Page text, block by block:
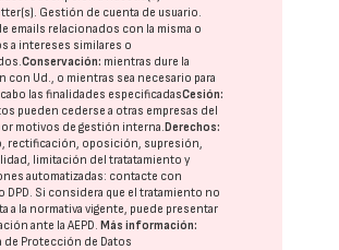
Gestión de cuenta de usuario.
emails relacionados con la misma o
a intereses similares o
Conservación: mientras dure la
con Ud., o mientras sea necesario para
cabo las finalidades especificadasCesión:
pueden cederse a otras empresas del
motivos de gestión interna.Derechos:
rectificación, oposición, supresión,
limitación del tratatamiento y
automatizadas: contacte con
DPD. Si considera que el tratamiento no
a la normativa vigente, puede presentar
ante laAEPD.Más información:
de Protección de Datos